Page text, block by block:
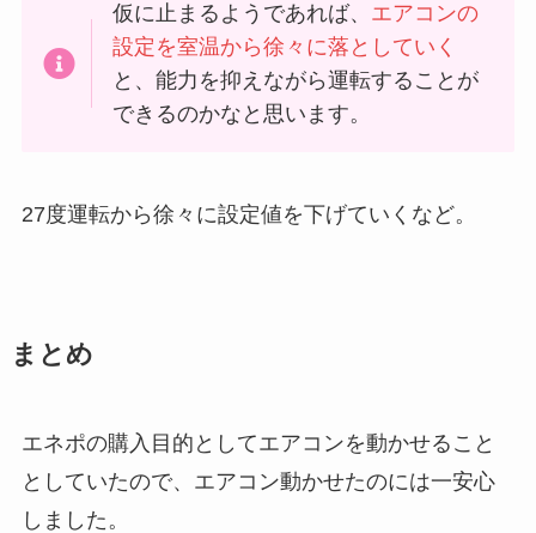
仮に止まるようであれば、 エアコンの
設定を室温から徐々に落としていく
と、能力を抑えながら運転することが
できるのかなと思います。
27度運転から徐々に設定値を下げていくなど。
まとめ
エネポの購入目的としてエアコンを動かせること
としていたので、エアコン動かせたのには一安心
しました。